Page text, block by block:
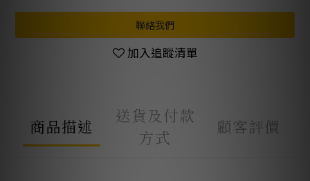
聯絡我們
加入追蹤清單
商品描述
送貨及付款
方式
顧客評價